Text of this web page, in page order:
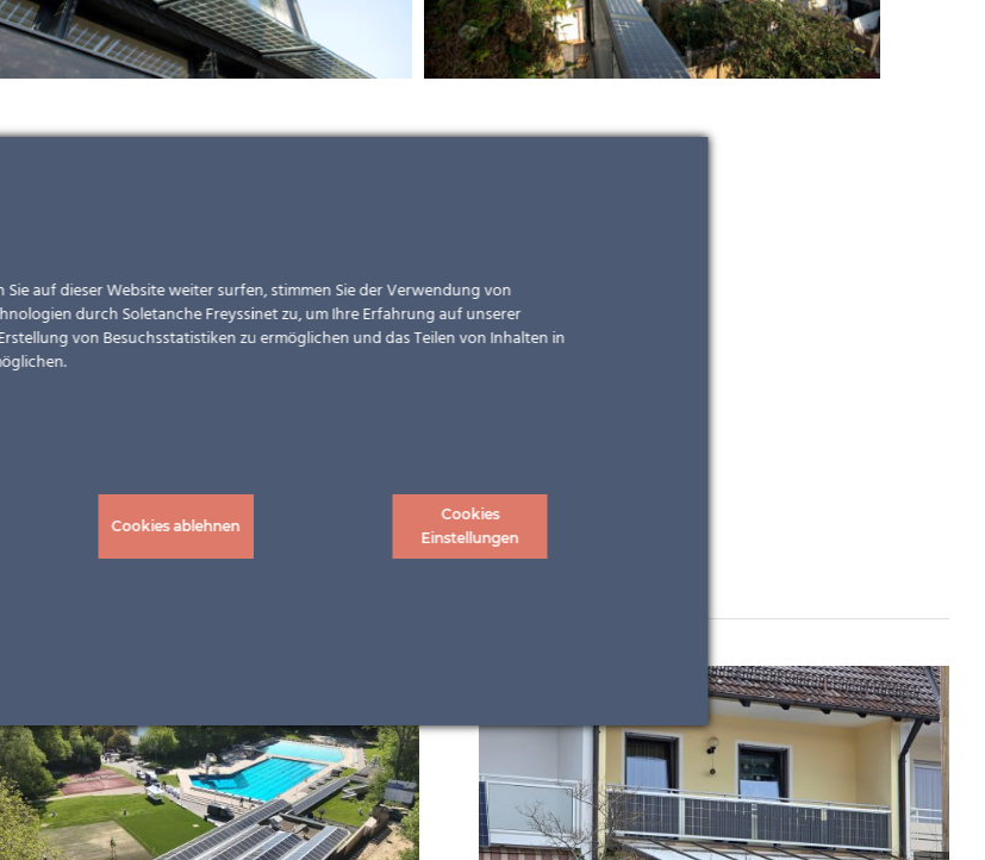
Sie auf dieser Website weiter surfen, stimmen Sie der Verwendung von
durch Soletanche Freyssinet zu, um Ihre Erfahrung auf unserer
von Besuchsstatistiken zu ermöglichen und das Teilen von Inhalten in
Cookies ablehnen
Cookies
Einstellungen